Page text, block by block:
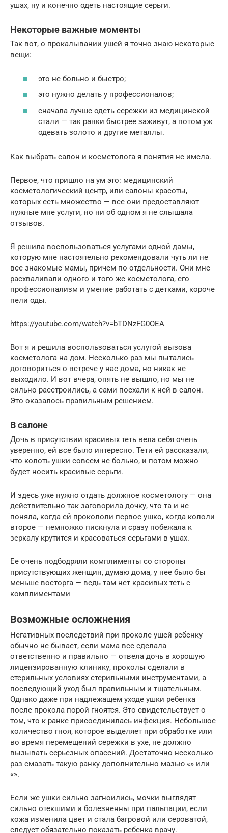
ушах, ну и конечно одеть настоящие серьги.
Некоторые важные моменты
Так вот, о прокалывании ушей я точно знаю некоторые
вещи:
это не больно и быстро;
это нужно делать у профессионалов;
сначала лучше одеть сережки из медицинской
стали — так ранки быстрее заживут, а потом уж
одевать золото и другие металлы.
Как выбрать салон и косметолога я понятия не имела.
Первое, что пришло на ум это: медицинский
косметологический центр, или салоны красоты,
которых есть множество — все они предоставляют
нужные мне услуги, но ни об одном я не слышала
отзывов.
Я решила воспользоваться услугами одной дамы,
которую мне настоятельно рекомендовали чуть ли не
все знакомые мамы, причем по отдельности. Они мне
расхваливали одного и того же косметолога, его
профессионализм и умение работать с детками, короче
пели оды.
https://youtube.com/watch?v=bTDNzFG0OEA
Вот я и решила воспользоваться услугой вызова
косметолога на дом. Несколько раз мы пытались
договориться о встрече у нас дома, но никак не
выходило. И вот вчера, опять не вышло, но мы не
сильно расстроились, а сами поехали к ней в салон.
Это оказалось правильным решением.
В салоне
Дочь в присутствии красивых теть вела себя очень
уверенно, ей все было интересно. Тети ей рассказали,
что колоть ушки совсем не больно, и потом можно
будет носить красивые серьги.
И здесь уже нужно отдать должное косметологу — она
действительно так заговорила дочку, что та и не
поняла, когда ей прокололи первое ушко, когда кололи
второе — немножко пискнула и сразу побежала к
зеркалу крутится и красоваться серьгами в ушах.
Ее очень подбодряли комплименты со стороны
присутствующих женщин, думаю дома, у нее было бы
меньше восторга — ведь там нет красивых теть с
комплиментами
Возможные осложнения
Негативных последствий при проколе ушей ребенку
обычно не бывает, если мама все сделала
ответственно и правильно — отвела дочь в хорошую
лицензированную клинику, проколы сделали в
стерильных условиях стерильными инструментами, а
последующий уход был правильным и тщательным.
Однако даже при надлежащем уходе ушки ребенка
после прокола порой гноятся. Это свидетельствует о
том, что к ранке присоединилась инфекция. Небольшое
количество гноя, которое выделяет при обработке или
во время перемещений сережки в ухе, не должно
вызывать серьезных опасений. Достаточно несколько
раз смазать такую ранку дополнительно мазью «» или
«».
Если же ушки сильно загноились, мочки выглядят
сильно отекшими и болезненны при пальпации, если
кожа изменила цвет и стала багровой или сероватой,
следует обязательно показать ребенка врачу.